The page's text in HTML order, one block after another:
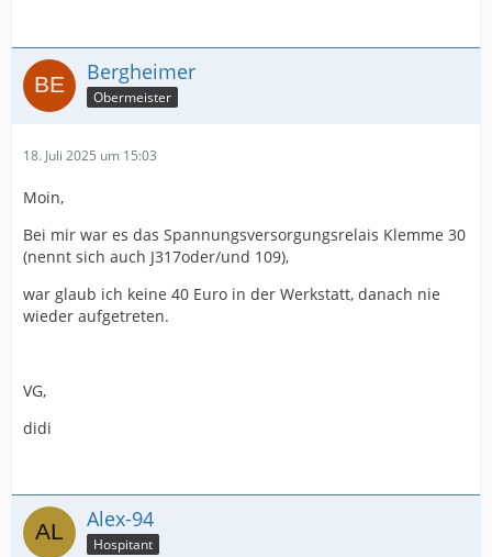
Bergheimer
Obermeister
18. Juli 2025 um 15:03
Moin,
Bei mir war es das Spannungsversorgungsrelais Klemme 30
(nennt sich auch J317oder/und 109),
war glaub ich keine 40 Euro in der Werkstatt, danach nie
wieder aufgetreten.
VG,
didi
Alex-94
Hospitant